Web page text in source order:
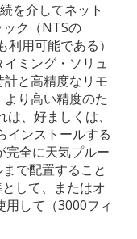
を介してネット
ク（NTSの
用可能である）
ミング・ソリュ
計と高精度なリモ
り高い精度のた
、好ましくは、
インストールする
完全に天気プルー
で配置すること
して、またはオ
して（3000フィ